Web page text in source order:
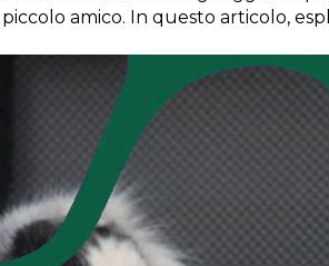
amico. In questo articolo,